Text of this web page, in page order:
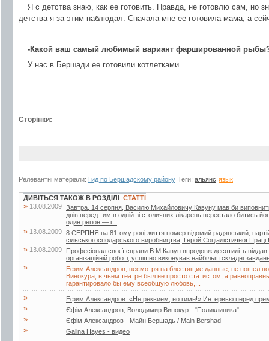
Я с детства знаю, как ее готовить. Правда, не готовлю сам, но
детства я за этим наблюдал. Сначала мне ее готовила мама, а
-Какой ваш самый любимый вариант фаршированной
У нас в Бершади ее готовили котлетками.
Сторінки:
Релевантні матеріали: Гид по Бершадскому району Теги: альянс язык
ДИВІТЬСЯ ТАКОЖ В РОЗДІЛІ СТАТТІ
» 13.08.2009 Завтра, 14 серпня, Василю Михайловичу Кавуну мав би
днів перед тим в одній зі столичних лікарень перестало битись
один регіон — і...
» 13.08.2009 8 СЕРПНЯ на 81-ому році життя помер відомий радянський,
сільськогосподарського виробництва, Герой Соціалістичної
» 13.08.2009
Професіонал своєї справи В.М.Кавун впродовж десятиліть віддав
організаційній роботі, успішно виконував найбільш складні
»
Ефим Александров, несмотря на блестящие данные, не пошел по
Винокура, в чьем театре был не просто статистом, а
гарантировало бы ему всеобщую любовь,...
» Ефим Александров: «Не реквием, но гимн!» Интервью перед
» Єфім Александров, Володимир Винокур - "Поликлиника"
» Єфім Александров - Майн Бершадь / Main Bershad
» Galina Hayes - видео